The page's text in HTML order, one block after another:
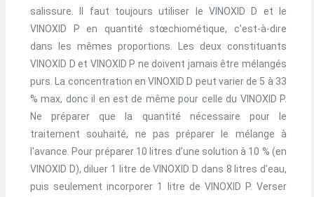
salissure. Il faut toujours utiliser le VINOXID D et le
VINOXID P en quantité stœchiométique, c'est-à-dire
dans les mêmes proportions. Les deux constituants
VINOXID D et VINOXID P ne doivent jamais être mélangés
purs. La concentration en VINOXID D peut varier de 5 à 33
% max, donc il en est de même pour celle du VINOXID P.
Ne préparer que la quantité nécessaire pour le
traitement souhaité, ne pas préparer le mélange à
l'avance. Pour préparer 10 litres d’une solution à 10 % (en
VINOXID D), diluer 1 litre de VINOXID D dans 8 litres d’eau,
puis seulement incorporer 1 litre de VINOXID P. Verser